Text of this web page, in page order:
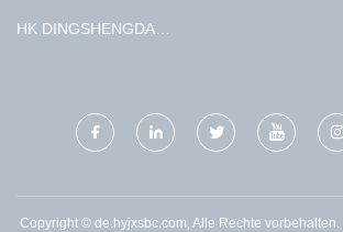
HK DINGSHENGDA
Copyright © de.hyjxsbc.com, Alle Rechte vorbehalten.